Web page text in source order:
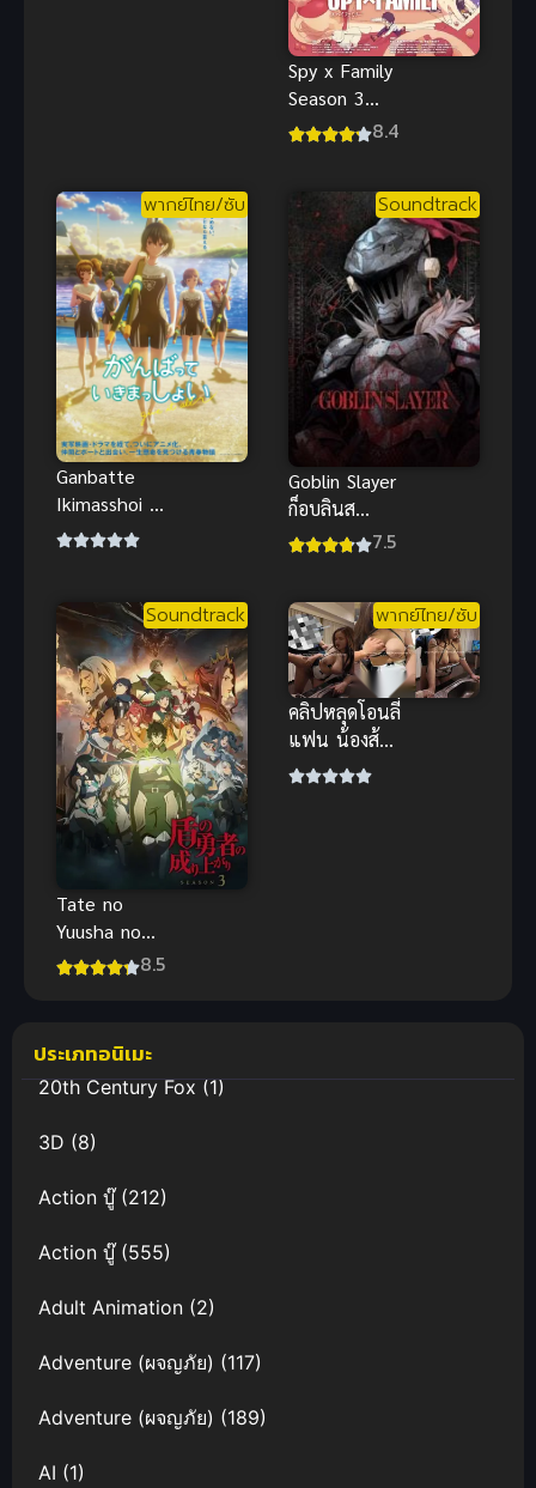
Spy x Family
Season 3
สปาย x แฟมิ
8.4
พากย์ไทย/ซับ
Ganbatte
Ikimasshoi สู้
ด้วยกัน จนถึง
สร้างแรง
Soundtrack
Goblin Slayer
ก็อบลินส
เลเยอร์
7.5
Soundtrack
Tate no
Yuusha no
Nariagari 3 ผู้
8.5
พากย์ไทย/ซับ
คลิปหลุดโอนลี่
แฟน น้องส้ม
ชุดทำกับข้าว
ประเภทอนิเมะ
20th Century Fox(1)
3D (8)
Action บู๊(212)
Action บู๊(555)
Adult Animation (2)
Adventure (ผจญภัย) (117)
Adventure (ผจญภัย) (189)
AI (1)